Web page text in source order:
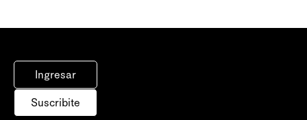
Ingresar
Suscribite